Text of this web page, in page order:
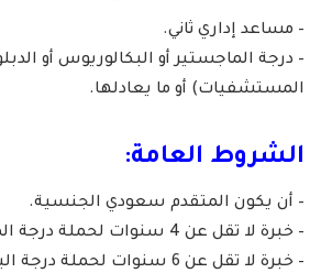
– مساعد إداري ثاني.
– درجة الماجستير أو البكالوريوس أو
المستشفيات) أو ما يعادلها.
الشروط العامة:
– أن يكون المتقدم سعودي الجنسية.
– خبرة لا تقل عن 4 سنوات لحملة درجة الماجستير.
– خبرة لا تقل عن 6 سنوات لحملة درجة البكالوريوس.